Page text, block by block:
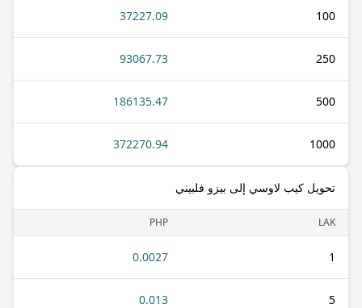
100
37227.09
250
93067.73
500
186135.47
1000
372270.94
تحويل كيب لاوسي إلى بيزو فلبيني
LAK
PHP
1
0.0027
5
0.013